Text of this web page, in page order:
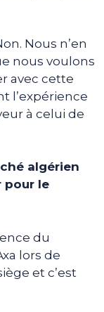
Nous n’en
nous voulons
avec cette
l’expérience
à celui de
algérien
pour le
du
lors de
et c’est